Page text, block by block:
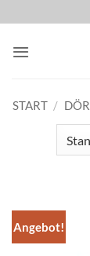
Inhalt
springen
START /
Angebot!